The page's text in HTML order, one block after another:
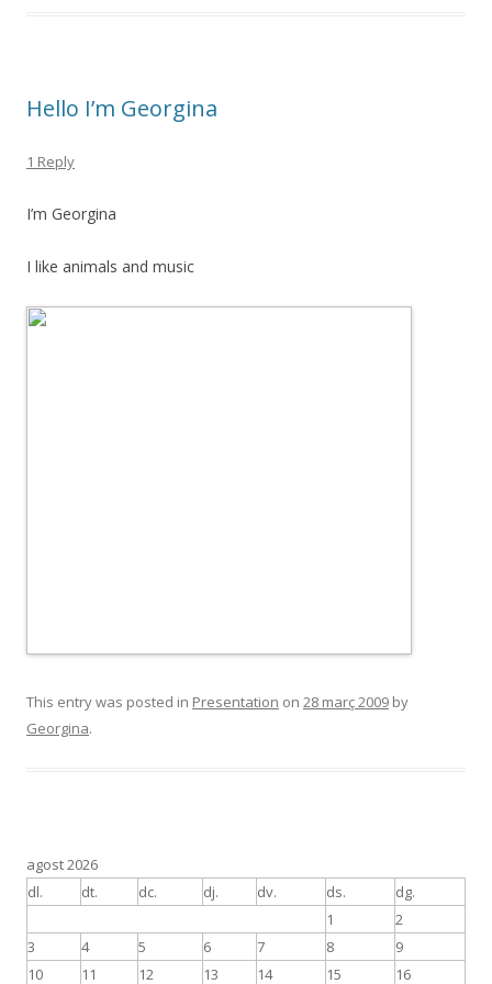
Hello I’m Georgina
1 Reply
I’m Georgina
I like animals and music
This entry was posted in Presentation on 28 març 2009 by
Georgina.
agost 2026
dl.
dt. dc. dj. dv. ds. dg.
1
2
3
4 5 6 7 8
9
10
11 12 13 14 15
16